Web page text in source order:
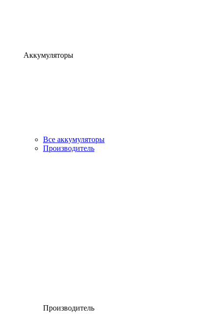
Аккумуляторы
Все аккумуляторы
Производитель
Производитель